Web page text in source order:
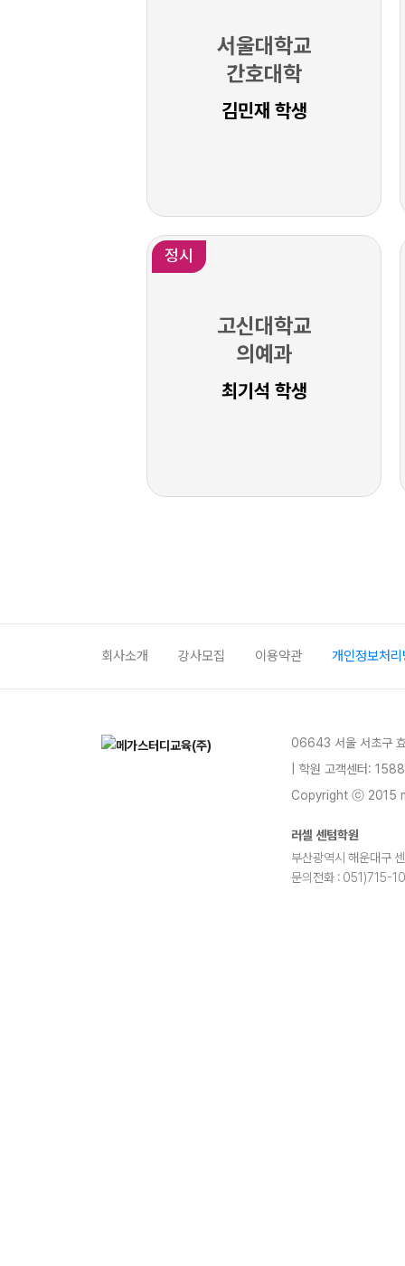
서울대학교
간호대학
김민재 학생
정시
고신대학교
의예과
최기석 학생
회사소개 강사모집 이용약관 개인정보처
06643 서울 서초구
| 학원 고객센터:
Copyright ⓒ 2015
러셀 센텀학원
부산광역시 해운대구
문의전화 : 051)715-